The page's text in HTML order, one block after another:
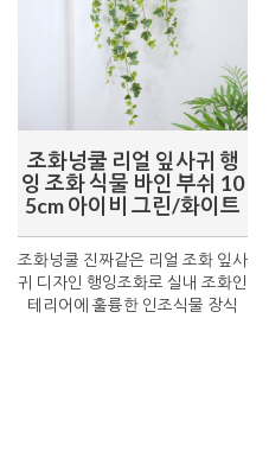
조화넝쿨 리얼 잎사귀 행
잉 조화 식물 바인 부쉬 10
5cm 아이비 그린/화이트
조화넝쿨 진짜같은 리얼 조화 잎사
귀 디자인 행잉조화로 실내 조화인
테리어에 훌륭한 인조식물 장식